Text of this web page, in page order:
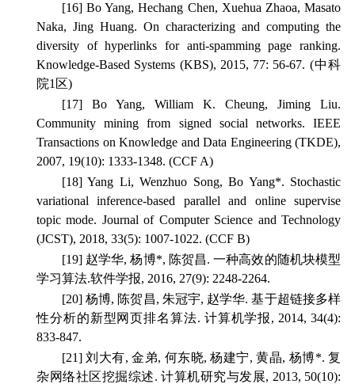
[16] Bo Yang, Hechang Chen, Xuehua Zhaoa, Masato
Naka, Jing Huang. On characterizing and computing the
diversity of hyperlinks for anti-spamming page ranking.
Knowledge-Based Systems (KBS), 2015, 77: 56-67. (中科
院1区)
[17] Bo Yang, William K. Cheung, Jiming Liu.
Community mining from signed social networks. IEEE
Transactions on Knowledge and Data Engineering(TKDE),
2007, 19(10): 1333-1348. (CCF A)
[18] Yang Li, Wenzhuo Song, Bo Yang*. Stochastic
variational inference-based parallel and online supervise
topic mode. Journal of Computer Science and Technology
(JCST), 2018, 33(5): 1007-1022. (CCF B)
[19] 赵学华, 杨博*, 陈贺昌. 一种高效的随机块模型
学习算法.软件学报, 2016, 27(9): 2248-2264.
[20] 杨博, 陈贺昌, 朱冠宇, 赵学华. 基于超链接多样
性分析的新型网页排名算法. 计算机学报, 2014, 34(4):
833-847.
[21] 刘大有, 金弟, 何东晓, 杨建宁, 黄晶, 杨博*. 复
杂网络社区挖掘综述. 计算机研究与发展, 2013, 50(10):